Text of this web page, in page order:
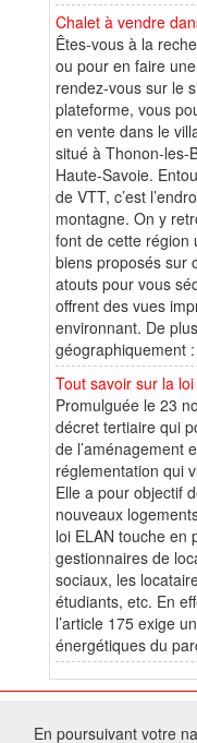
Chalet à vendre
Êtes-vous à la
ou pour en faire
rendez-vous sur le
plateforme, vous
en vente dans le
situé à Thonon-les-
Haute-Savoie.
de VTT, c’est
montagne. On y
font de cette région
biens proposés sur
atouts pour vous
offrent des vues
environnant. De
géographiquement
Tout savoir sur la loi
Promulguée le 23
décret tertiaire qui
de l’aménagement
réglementation qui
Elle a pour objectif
nouveaux
loi ELAN touche en
gestionnaires de
sociaux, les
étudiants, etc. En
l’article 175 exige
énergétiques du
En poursuivant votre